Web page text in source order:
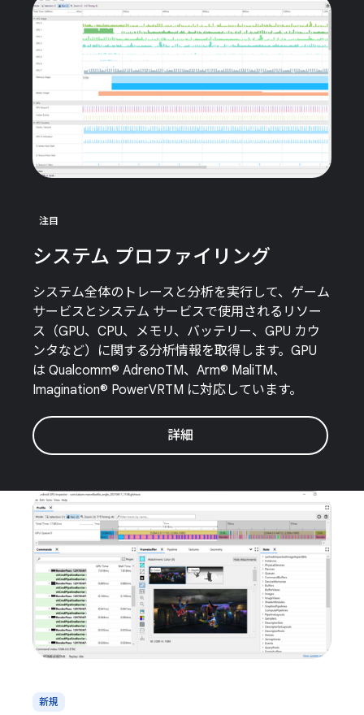
注目
システム プロファイリング
システム全体のトレースと分析を実行して、ゲーム
サービスとシステム サービスで使用されるリソー
ス（GPU、CPU、メモリ、バッテリー、GPU カウ
ンタなど）に関する分析情報を取得します。GPU
は Qualcomm® AdrenoTM、Arm® MaliTM、
Imagination® PowerVRTM に対応しています。
詳細
新規